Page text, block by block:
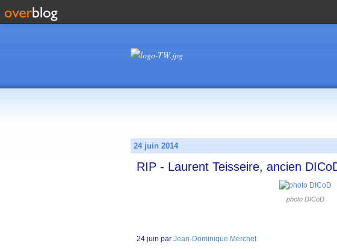
24 juin 2014
RIP - Laurent Teisseire, ancien
photo DICoD
24 juin par Jean-Dominique Merchet